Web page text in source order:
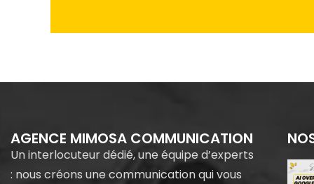
AGENCE MIMOSA COMMUNICATION
Un interlocuteur dédié, une équipe d’experts
: nous créons une communication qui vous